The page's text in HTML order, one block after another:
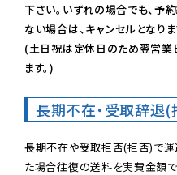
下さい。いずれの場合でも、予
ない場合は、キャンセルとなり
(土日祝は定休日のため翌営業
ます。)
長期不在・受取辞退(
長期不在や受取拒否(拒否)で
た場合往復の送料を実費金額